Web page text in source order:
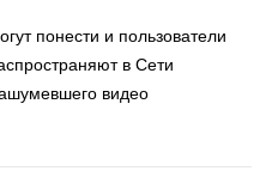
понести и пользователи
в Сети
видео